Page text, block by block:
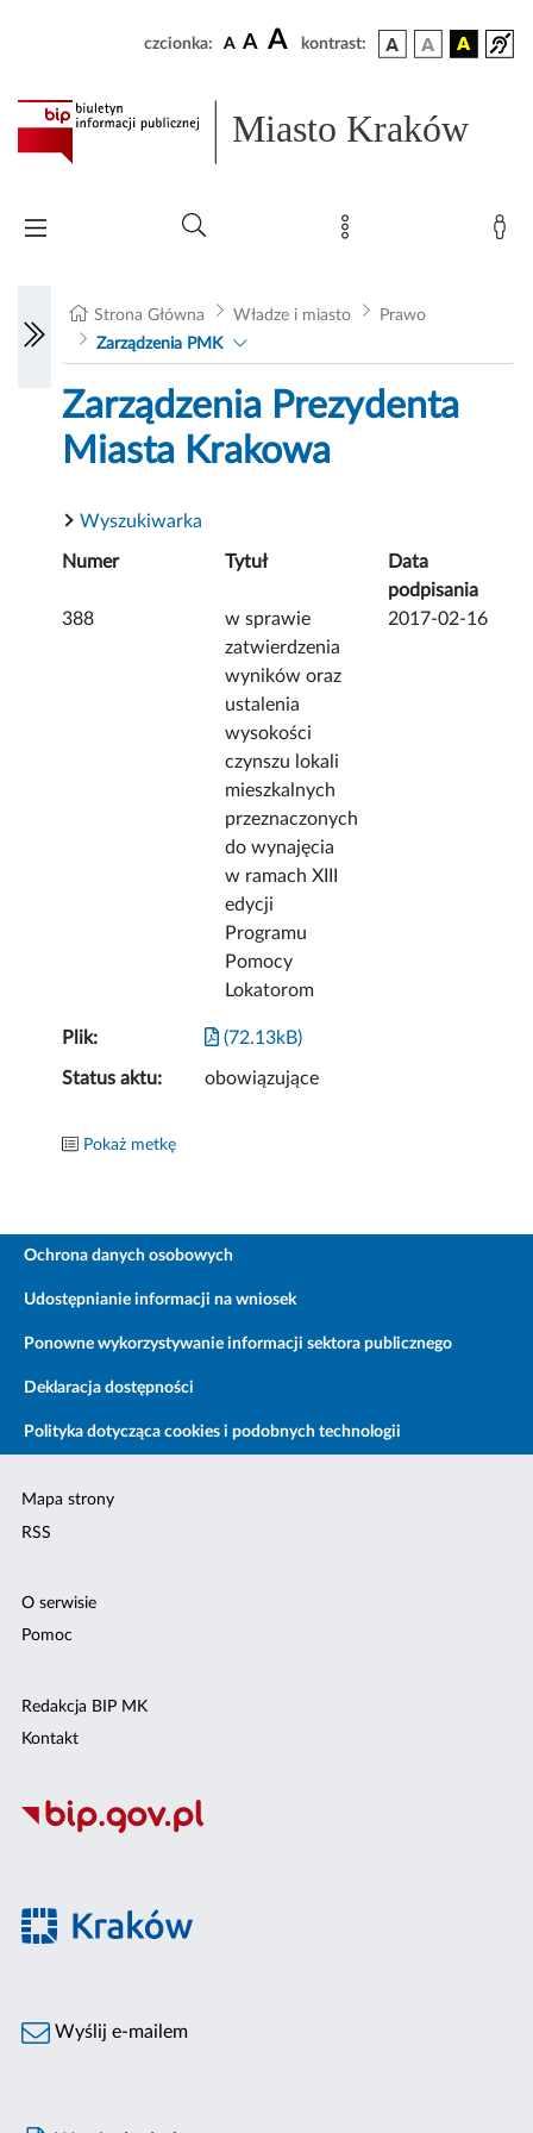
czcionka: A A A kontrast:
Miasto Kraków
Strona Główna Władze i miasto
Prawo
Zarządzenia PMK
Zarządzenia Prezydenta
Miasta Krakowa
Wyszukiwarka
Numer Tytuł
Data
podpisania
388
w sprawie
zatwierdzenia
wyników oraz
ustalenia
wysokości
czynszu lokali
mieszkalnych
przeznaczonych
do wynajęcia
w ramach XIII
edycji
Programu
Pomocy
Lokatorom
2017-02-16
Plik: (72.13kB)
Status aktu: obowiązujące
Pokaż metkę
Ochrona danych osobowych
Udostępnianie informacji na wniosek
Ponowne wykorzystywanie informacji sektora publicznego
Deklaracja dostępności
Polityka dotycząca cookies i podobnych technologii
Mapa strony
RSS
O serwisie
Pomoc
Redakcja BIP MK
Kontakt
Wyślij e-mailem